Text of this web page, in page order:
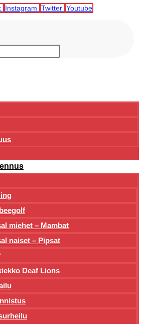
Instagram Twitter Youtube
miehet – Mambat
naiset – Pipsat
Deaf Lions